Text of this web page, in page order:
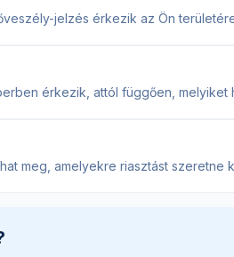
jelzés érkezik az Ön
érkezik, attól függően, melyiket
meg, amelyekre riasztást szeretne